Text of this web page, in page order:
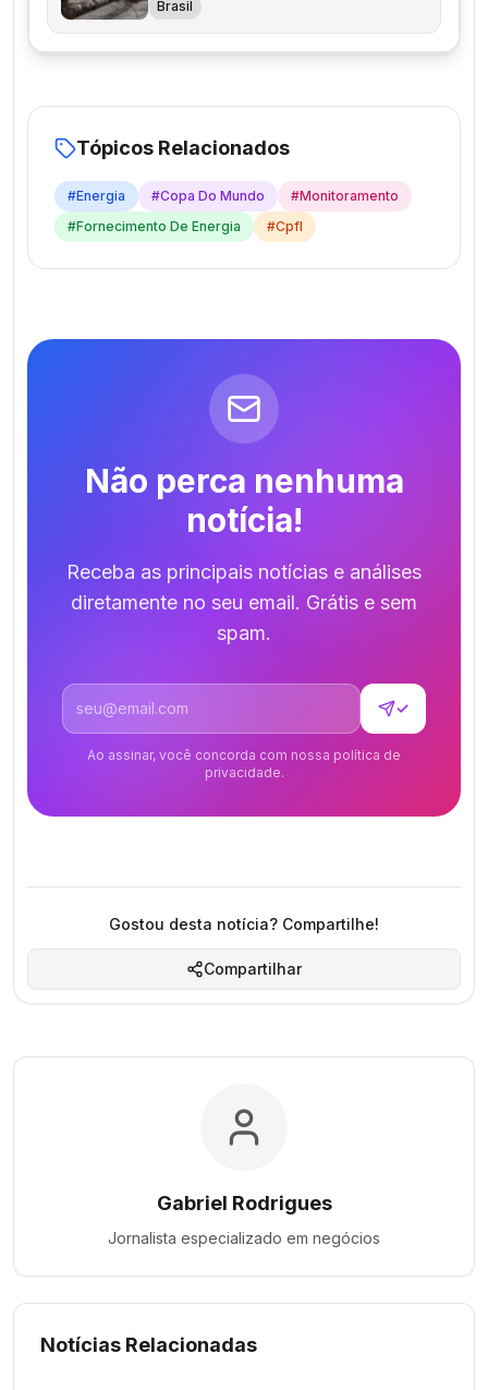
Brasil
Tópicos Relacionados
#Energia #Copa Do Mundo #Monitoramento
#Fornecimento De Energia #Cpfl
Não perca nenhuma
notícia!
Receba as principais notícias e análises
diretamente no seu email. Grátis e sem
spam.
Endereço de email
✓
Ao assinar, você concorda com nossa política de
privacidade.
Gostou desta notícia? Compartilhe!
Compartilhar
Gabriel Rodrigues
Jornalista especializado em negócios
Notícias Relacionadas